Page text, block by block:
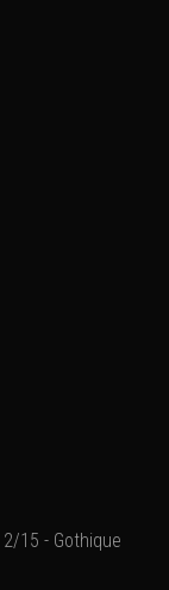
2/15 - Gothique